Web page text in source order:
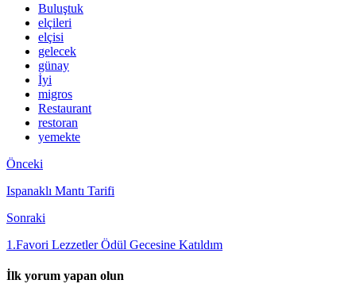
Buluştuk
elçileri
elçisi
gelecek
günay
İyi
migros
Restaurant
restoran
yemekte
Önceki
Ispanaklı Mantı Tarifi
Sonraki
1.Favori Lezzetler Ödül Gecesine Katıldım
İlk yorum yapan olun